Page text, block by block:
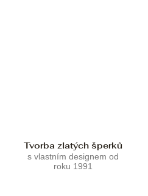
Tvorba zlatých šperků
s vlastním designem od
roku 1991